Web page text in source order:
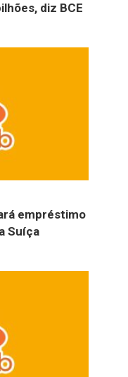
diz BCE
empréstimo
Suíça